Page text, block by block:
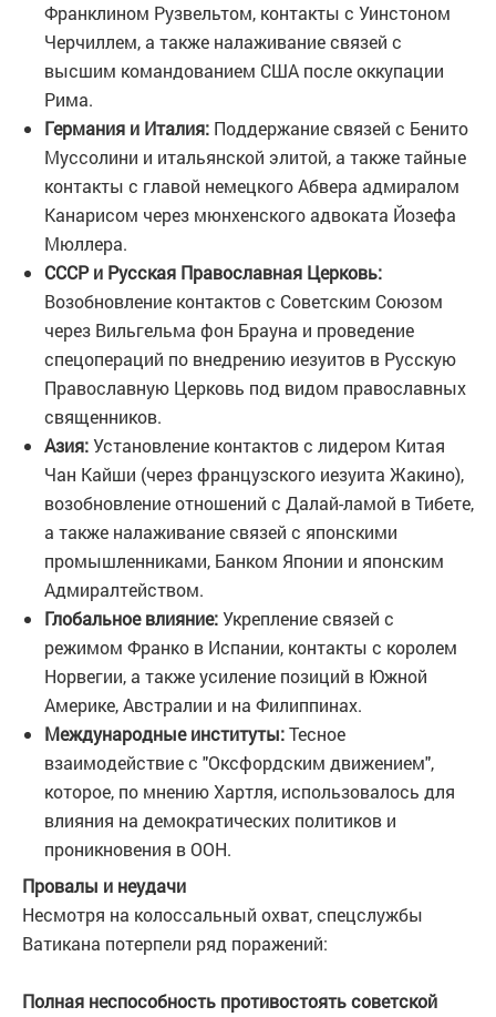
Франклином Рузвельтом, контакты с Уинстоном
Черчиллем, а также налаживание связей с
высшим командованием США после оккупации
Рима.
Германия и Италия: Поддержание связей с Бенито
Муссолини и итальянской элитой, а также тайные
контакты с главой немецкого Абвера адмиралом
Канарисом через мюнхенского адвоката Йозефа
Мюллера.
СССР и Русская Православная Церковь:
Возобновление контактов с Советским Союзом
через Вильгельма фон Брауна и проведение
спецопераций по внедрению иезуитов в Русскую
Православную Церковь под видом православных
священников.
Азия:Установление контактов с лидером Китая
Чан Кайши (через французского иезуита Жакино),
возобновление отношений с Далай-ламой в Тибете,
а также налаживание связей с японскими
промышленниками, Банком Японии и японским
Адмиралтейством.
Глобальное влияние:Укрепление связей с
режимом Франко в Испании, контакты с королем
Норвегии, а также усиление позиций в Южной
Америке, Австралии и на Филиппинах.
Международные институты:Тесное
взаимодействие с "Оксфордским движением",
которое, по мнению Хартля, использовалось для
влияния на демократических политиков и
проникновения в ООН.
Провалы и неудачи
Несмотря на колоссальный охват, спецслужбы
Ватикана потерпели ряд поражений:
Полная неспособность противостоять советской